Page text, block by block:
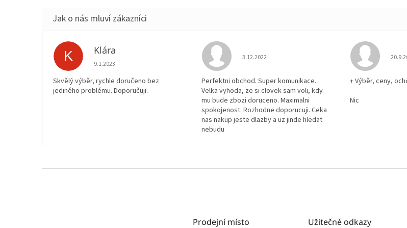
K Klára
Hodnocení obchodu je 5 z 5 hvězdiček.
9.1.2023
Skvělý výběr, rychle doručeno bez
jediného problému. Doporučuji.
Hodnocení obchodu je 5 z 5 hvězdiček.
3.12.2022
Perfektni obchod. Super komunikace.
Velka vyhoda, ze si clovek sam voli, kdy
mu bude zbozi doruceno. Maximalni
spokojenost. Rozhodne doporucuji. Ceka
nas nakup jeste dlazby a uz jinde hledat
nebudu
+ Výběr, ceny,
Nic
Prodejní místo Užitečné odkazy